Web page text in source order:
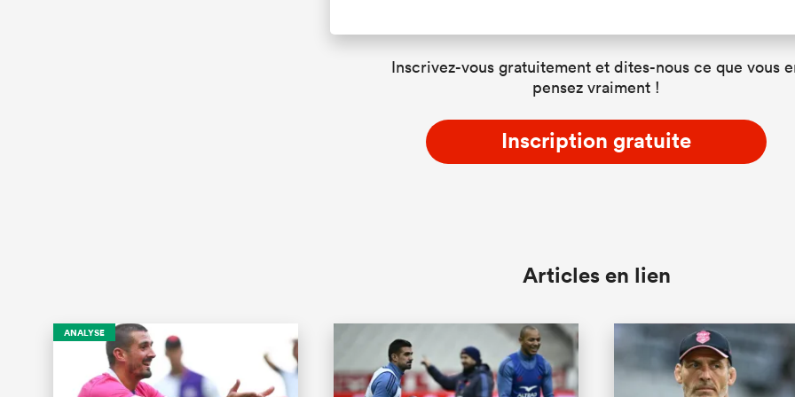
Inscrivez-vous gratuitement et dites-nous ce que vous
pensez vraiment !
Inscription gratuite
Articles en lien
ANALYSE